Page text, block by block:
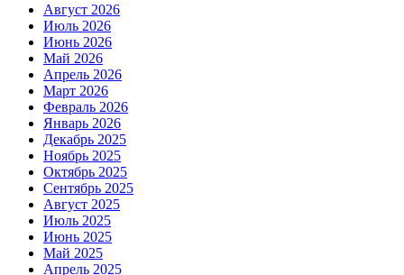
Август 2026
Июль 2026
Июнь 2026
Май 2026
Апрель 2026
Март 2026
Февраль 2026
Январь 2026
Декабрь 2025
Ноябрь 2025
Октябрь 2025
Сентябрь 2025
Август 2025
Июль 2025
Июнь 2025
Май 2025
Апрель 2025